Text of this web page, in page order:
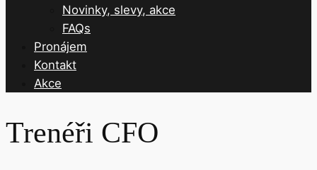
Novinky, slevy, akce
FAQs
Pronájem
Kontakt
Akce
Trenéři CFO